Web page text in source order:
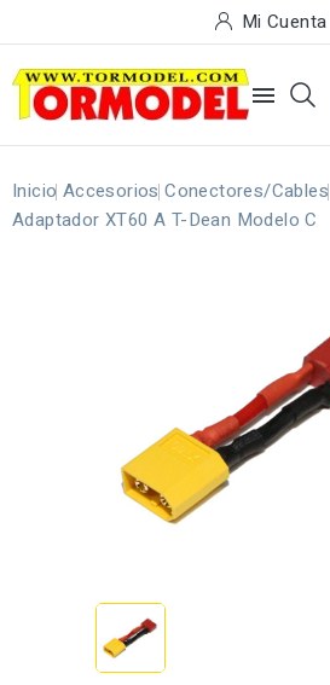
Mi Cuenta

Inicio Accesorios Conectores/Cables
Adaptador XT60 A T-Dean Modelo C